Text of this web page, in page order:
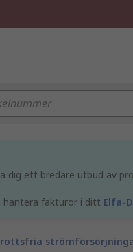
dig ett bredare utbud av
hantera fakturor i ditt Elfa-